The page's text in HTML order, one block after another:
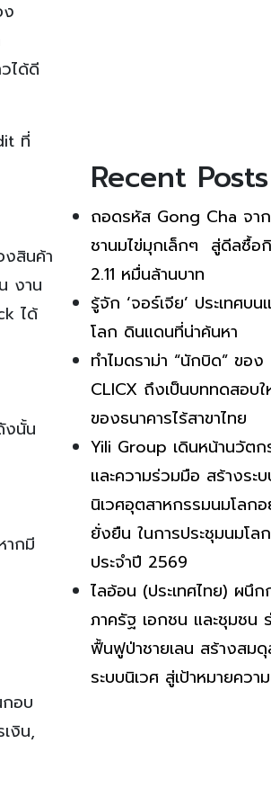
ได้ดี
ที่
งสินค้า
งาน
ได้
งนั้น
ากมี
อบ
งิน,
Recent Posts
ถอดรหัส Gong Cha จา
ชานมไข่มุกเล็กๆ สู่ดีลซื้อ
2.11 หมื่นล้านบาท
รู้จัก ‘จอร์เจีย’ ประเทศบน
โลก ดินแดนที่น่าค้นหา
ทำไมดราม่า “นักบิด” ของ
CLICX ถึงเป็นบททดสอบ
ของธนาคารไร้สาขาไทย
Yili Group เดินหน้านวัตก
และความร่วมมือ สร้างระ
นิเวศอุตสาหกรรมนมโลก
ยั่งยืน ในการประชุมนมโลก
ประจำปี 2569
ไลอ้อน (ประเทศไทย) ผนึก
ภาครัฐ เอกชน และชุมชน
ฟื้นฟูป่าชายเลน สร้างสม
ระบบนิเวศ สู่เป้าหมายควา